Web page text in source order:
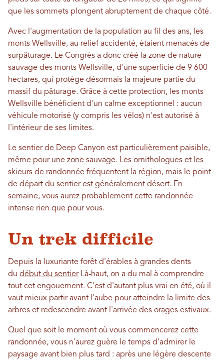
que les sommets plongent abruptement de chaque côté.
Avec l'augmentation de la population au fil des ans, les
monts Wellsville, au relief accidenté, étaient menacés de
surpâturage. Le Congrès a donc créé la zone de nature
sauvage des monts Wellsville, d'une superficie de 9 600
hectares, qui protège désormais la majeure partie du
massif du pâturage. Grâce à cette protection, les monts
Wellsville bénéficient d'un calme exceptionnel : aucun
véhicule motorisé (y compris les vélos) n'est autorisé à
l'intérieur de ses limites.
Le sentier de Deep Canyon est particulièrement paisible,
même pour une zone sauvage. Les ornithologues et les
skieurs de randonnée fréquentent la région, mais le point
de départ du sentier est généralement désert. En
semaine, vous aurez probablement cette randonnée
intense rien que pour vous.
Un trek difficile
Depuis la luxuriante forêt d'érables à grandes dents
du début du sentierLà-haut, on a du mal à comprendre
tout cet engouement. C'est d'autant plus vrai en été, où il
vaut mieux partir avant l'aube pour atteindre la limite des
arbres et redescendre avant l'arrivée des orages estivaux.
Quel que soit le moment où vous commencerez cette
randonnée, vous n'aurez guère le temps d'admirer le
paysage avant bien plus tard : après une légère descente